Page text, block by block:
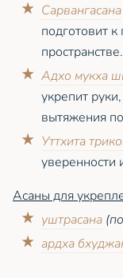
Сарвангасана
подготовит
пространстве.
Адхо мукха
укрепит
вытяжения
Уттхита
уверенности
Асаны для
уштрасана
ардха